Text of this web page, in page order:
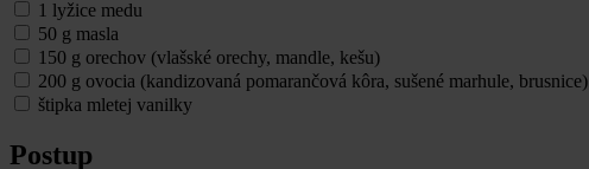
1 lyžice medu
50 g masla
150 g orechov (vlašské orechy, mandle, kešu)
200 g ovocia (kandizovaná pomarančová kôra, sušené marhule, brusnice)
štipka mletej vanilky
Postup